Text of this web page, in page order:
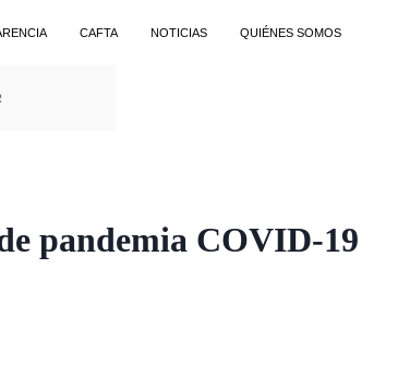
CAFTA NOTICIAS QUIÉNES SOMOS
pandemia COVID-19